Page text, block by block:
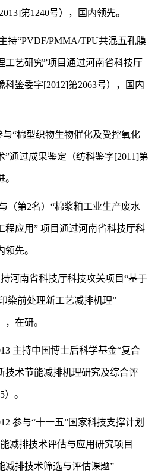
第1240号），国内领先。
持“PVDF/PMMA/TPU共混五孔膜
工艺研究”项目通过河南省科技厅
科鉴委字[2012]第2063号），国内
与“棉型织物生物催化及受控氧化
”通过成果鉴定（纺科鉴字[2011]第
（第2名）“棉浆粕工业生产废水
程应用” 项目通过河南省科技厅科
先。
河南省科技厅科技攻关项目“基于
染前处理新工艺减排机理”
，在研。
主持中国博士后科学基金“复合
技术节能减排机理研究及综合评
）。
参与“十一五”国家科技支撑计划
减排技术评估与应用研究项目
减排技术筛选与评估课题”